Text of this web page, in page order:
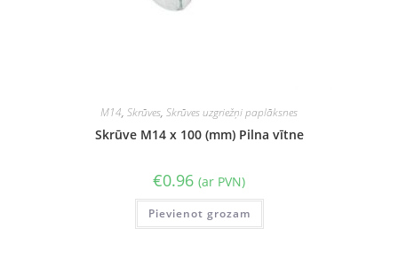
M14, Skrūves, Skrūves uzgriežņi paplāksnes
Skrūve M14 x 100 (mm) Pilna vītne
€0.96 (ar PVN)
Pievienot grozam